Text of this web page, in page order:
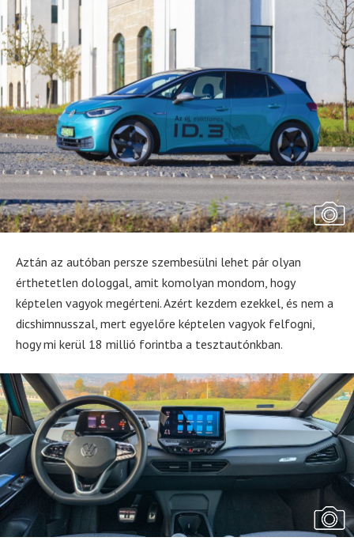
Aztán az autóban persze szembesülni lehet pár olyan
érthetetlen dologgal, amit komolyan mondom, hogy
képtelen vagyok megérteni. Azért kezdem ezekkel, és nem a
dicshimnusszal, mert egyelőre képtelen vagyok felfogni,
hogy mi kerül 18 millió forintba a tesztautónkban.